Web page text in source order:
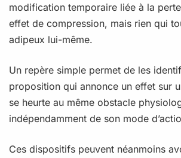
modification temporaire liée à la perte
effet de compression, mais rien qui
adipeux lui-même.
Un repère simple permet de les
proposition qui annonce un effet sur
se heurte au même obstacle
indépendamment de son mode
Ces dispositifs peuvent néanmoins